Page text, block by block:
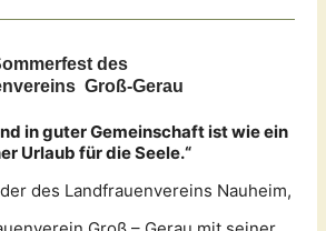
des
Groß-Gerau
in guter Gemeinschaft ist wie ein
Urlaub für die Seele.“
des Landfrauenvereins Nauheim,